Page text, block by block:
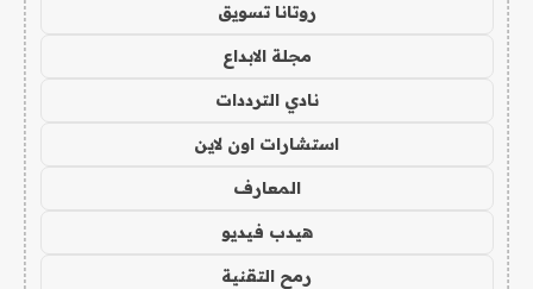
روتانا تسويق
مجلة الابداع
نادي الترددات
استشارات اون لاين
المعارف
هيدب فيديو
رمح التقنية